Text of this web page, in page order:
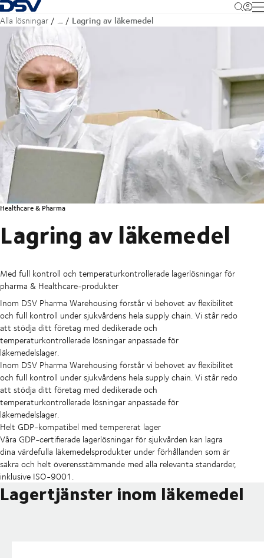
Tillbaka till hemsidan
Alla lösningar … Lagring av läkemedel
Healthcare & Pharma
Lagring av läkemedel
Med full kontroll och temperaturkontrollerade lagerlösningar för
pharma & Healthcare-produkter
Inom DSV Pharma Warehousing förstår vi behovet av flexibilitet
och full kontroll under sjukvårdens hela supply chain. Vi står redo
att stödja ditt företag med dedikerade och
temperaturkontrollerade lösningar anpassade för
läkemedelslager.
Inom DSV Pharma Warehousing förstår vi behovet av flexibilitet
och full kontroll under sjukvårdens hela supply chain. Vi står redo
att stödja ditt företag med dedikerade och
temperaturkontrollerade lösningar anpassade för
läkemedelslager.
Helt GDP-kompatibel med tempererat lager
Våra GDP-certifierade lagerlösningar för sjukvården kan lagra
dina värdefulla läkemedelsprodukter under förhållanden som är
säkra och helt överensstämmande med alla relevanta standarder,
inklusive ISO-9001.
Lagertjänster inom läkemedel